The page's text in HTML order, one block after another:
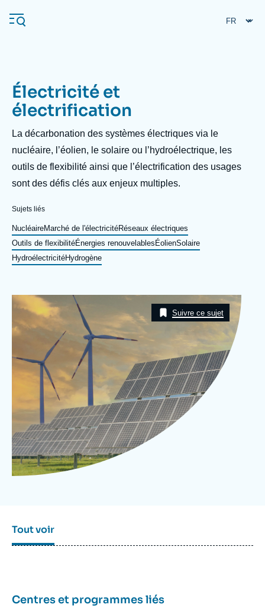
au
contenu
Navigation
principale
L'Ifri
Analyses
Événements
Nous soutenir
À propos de l'Ifri
L'Ifri en bref
Recherches fréquentes
Électricité et
électrification
Description
La décarbonation des systèmes électriques via le
nucléaire, l’éolien, le solaire ou l’hydroélectrique, les
outils de flexibilité ainsi que l’électrification des usages
sont des défis clés aux enjeux multiples.
Sujets liés
NucléaireMarché de l'électricitéRéseaux électriques
Outils de flexibilitéÉnergies renouvelables ÉolienSolaire
HydroélectricitéHydrogène
Image
Taxonomie
Suivre ce sujet
Tout voir
Centres et programmes liés